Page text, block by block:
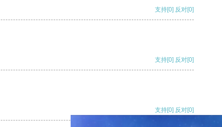
支持[0] 反对[0]
支持[0] 反对[0]
支持[0] 反对[0]